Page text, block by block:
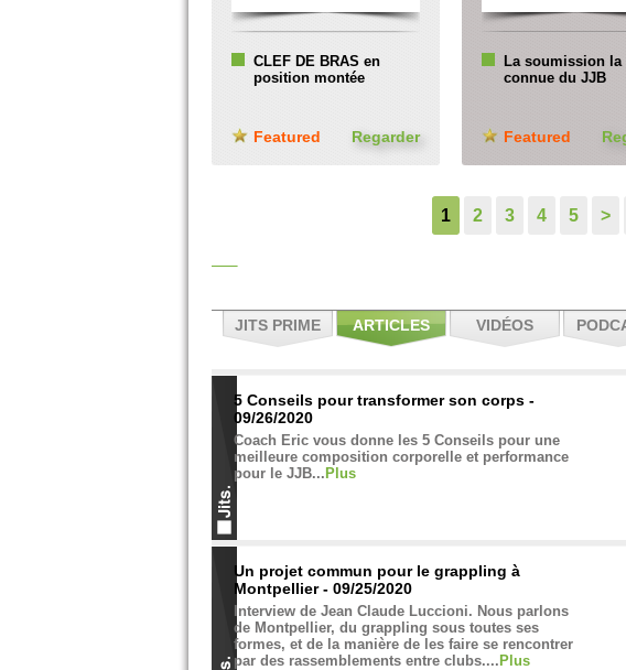
CLEF DE BRAS en
position montée
Featured Regarder
La soumission la
connue du JJB
Featured
1 2 3 4 5 >
JITS PRIME ARTICLES VIDÉOS
5 Conseils pour transformer son corps -
09/26/2020
Coach Eric vous donne les 5 Conseils pour une
meilleure composition corporelle et performance
pour le JJB... Plus
Un projet commun pour le grappling à
Montpellier - 09/25/2020
Interview de Jean Claude Luccioni. Nous parlons
de Montpellier, du grappling sous toutes ses
formes, et de la manière de les faire se rencontrer
par des rassemblements entre clubs.... Plus